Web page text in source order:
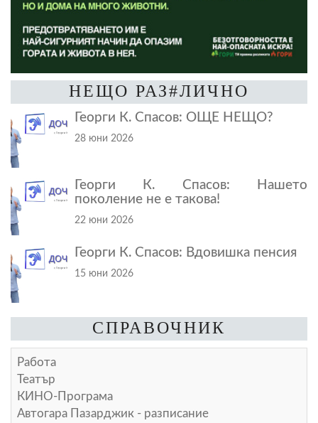
НЕЩО РАЗ#ЛИЧНО
Георги К. Спасов: ОЩЕ НЕЩО?
28 юни 2026
Георги К. Спасов: Нашето
поколение не е такова!
22 юни 2026
Георги К. Спасов: Вдовишка пенсия
15 юни 2026
СПРАВОЧНИК
Работа
Театър
КИНО-Програма
Автогара Пазарджик - разписание